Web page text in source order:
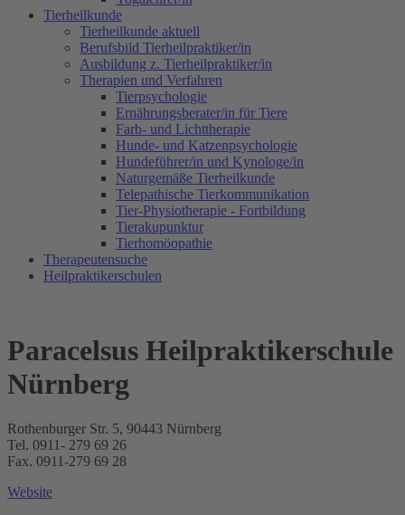
Tierheilkunde
Tierheilkunde aktuell
Berufsbild Tierheilpraktiker/in
Ausbildung z. Tierheilpraktiker/in
Therapien und Verfahren
Tierpsychologie
Ernährungsberater/in für Tiere
Farb- und Lichttherapie
Hunde- und Katzenpsychologie
Hundeführer/in und Kynologe/in
Naturgemäße Tierheilkunde
Telepathische Tierkommunikation
Tier-Physiotherapie - Fortbildung
Tierakupunktur
Tierhomöopathie
Therapeutensuche
Heilpraktikerschulen
Paracelsus Heilpraktikerschule
Nürnberg
Rothenburger Str. 5, 90443 Nürnberg
Tel. 0911- 279 69 26
Fax. 0911-279 69 28
Website